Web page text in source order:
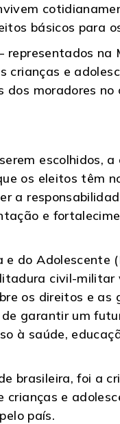
básicos para
na
e
moradores
escolhidos,
os eleitos têm
a
e
do Adolescente
civil-militar
os direitos e as
garantir um
à saúde,
brasileira, foi a
crianças e
país.